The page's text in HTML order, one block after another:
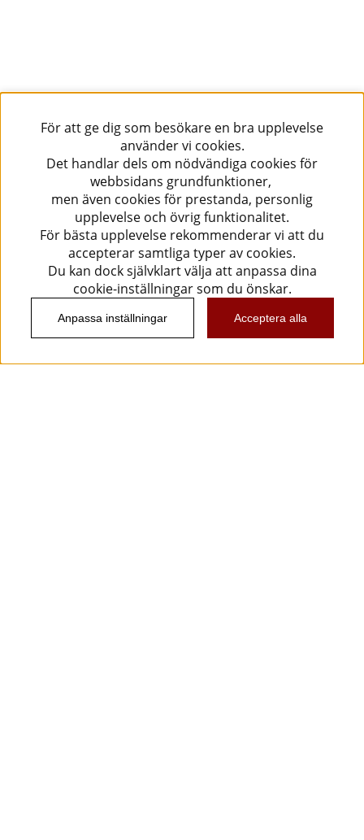
För att ge dig som besökare en bra upplevelse
använder vi cookies.
Det handlar dels om nödvändiga cookies för
webbsidans grundfunktioner,
men även cookies för prestanda, personlig
upplevelse och övrig funktionalitet.
För bästa upplevelse rekommenderar vi att du
accepterar samtliga typer av cookies.
Du kan dock självklart välja att anpassa dina
cookie-inställningar som du önskar.
Anpassa inställningar Acceptera alla